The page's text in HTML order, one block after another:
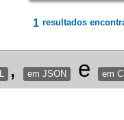
1 resultados
, em JSON e em